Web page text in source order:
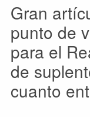
Gran
punto de
para el
de
cuanto